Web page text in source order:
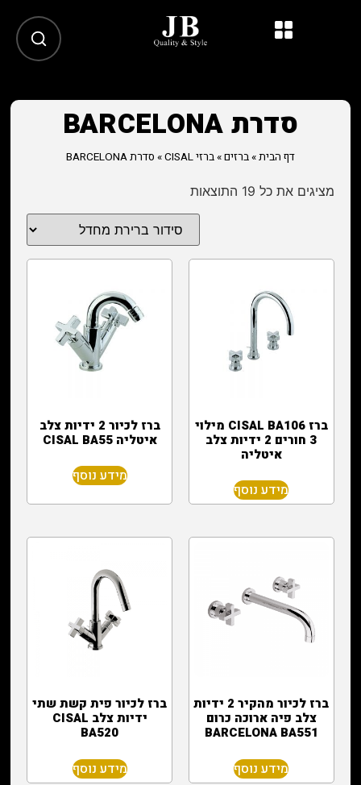
סדרת BARCELONA
דף הבית»ברזים»ברזי CISAL » סדרת BARCELONA
מציגים את כל ⁦19⁩ התוצאות
ברז CISAL BA106 מילוי
3 חורים 2 ידיות צלב
איטליה
מידע נוסף
ברז לכיור 2 ידיות צלב
איטליה CISAL BA55
מידע נוסף
ברז לכיור מהקיר 2 ידיות
צלב פיה ארוכה כרום
BARCELONA BA551
מידע נוסף
ברז לכיור פית קשת שתי
ידיות צלב CISAL
BA520
מידע נוסף